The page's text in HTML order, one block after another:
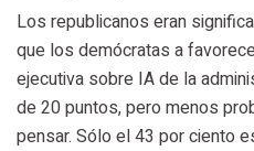
Los republicanos eran
que los demócratas a
ejecutiva sobre IA de la
de 20 puntos, pero menos
pensar. Sólo el 43 por ciento